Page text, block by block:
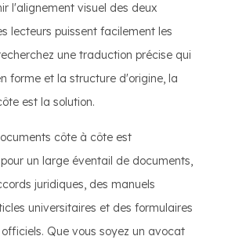
l'alignement visuel des deux
lecteurs puissent facilement les
une traduction précise qui
forme et la structure d'origine, la
est la solution.
côte à côte est
un large éventail de documents,
juridiques, des manuels
universitaires et des formulaires
Que vous soyez un avocat